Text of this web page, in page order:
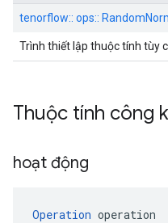
tenorflow:: ops::
Trình thiết lập thuộc tính tùy
Thuộc tính công
hoạt động
Operation operation